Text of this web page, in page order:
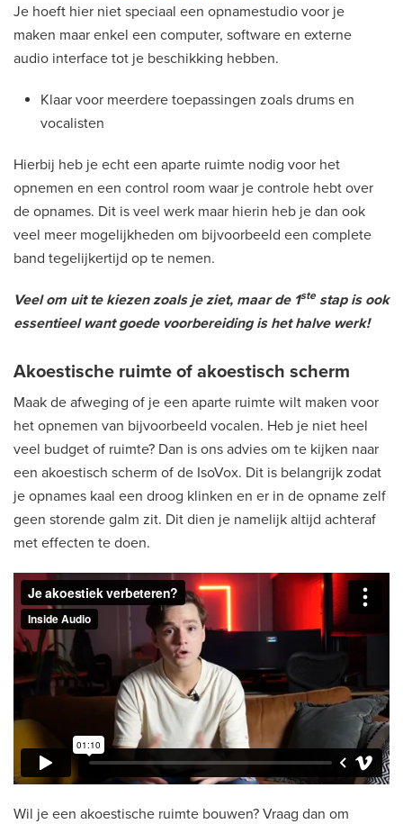
Je hoeft hier niet speciaal een opnamestudio voor je
maken maar enkel een computer, software en externe
audio interface tot je beschikking hebben.
Klaar voor meerdere toepassingen zoals drums en
vocalisten
Hierbij heb je echt een aparte ruimte nodig voor het
opnemen en een control room waar je controle hebt over
de opnames. Dit is veel werk maar hierin heb je dan ook
veel meer mogelijkheden om bijvoorbeeld een complete
band tegelijkertijd op te nemen.
Veel om uit te kiezen zoals je ziet, maar de 1ste stap is ook
essentieel want goede voorbereiding is het halve werk!
Akoestische ruimte of akoestisch scherm
Maak de afweging of je een aparte ruimte wilt maken voor
het opnemen van bijvoorbeeld vocalen. Heb je niet heel
veel budget of ruimte? Dan is ons advies om te kijken naar
een akoestisch scherm of de IsoVox. Dit is belangrijk zodat
je opnames kaal een droog klinken en er in de opname zelf
geen storende galm zit. Dit dien je namelijk altijd achteraf
met effecten te doen.
Wil je een akoestische ruimte bouwen? Vraag dan om